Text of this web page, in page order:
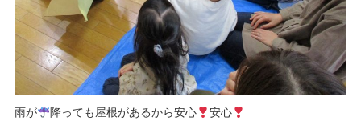
雨が 降っても屋根があるから安心 安心